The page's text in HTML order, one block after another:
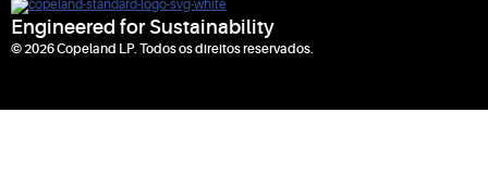
Engineered for Sustainability
© 2026 Copeland LP. Todos os direitos reservados.